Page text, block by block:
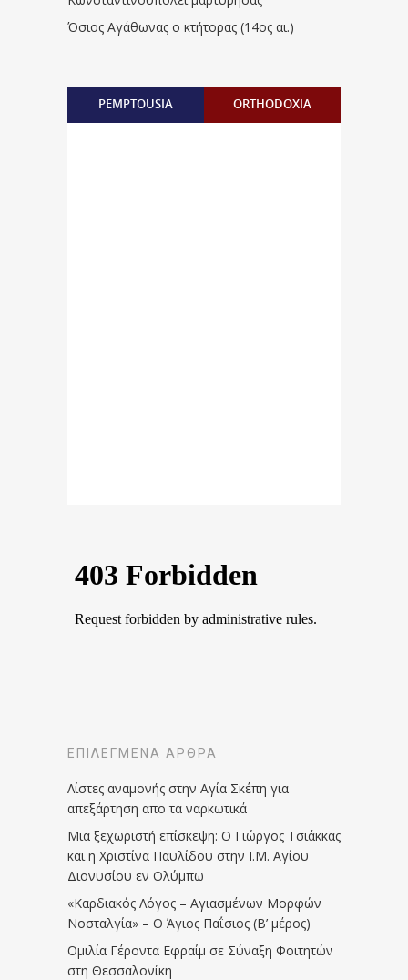
Όσιος Αγάθωνας ο κτήτορας (14ος αι.)
PEMPTOUSIA ORTHODOXIA
ΕΠΙΛΕΓΜΈΝΑ ΆΡΘΡΑ
Λίστες αναμονής στην Αγία Σκέπη για
απεξάρτηση απο τα ναρκωτικά
Μια ξεχωριστή επίσκεψη: Ο Γιώργος Τσιάκκας
και η Χριστίνα Παυλίδου στην Ι.Μ. Αγίου
Διονυσίου εν Ολύμπω
«Καρδιακός Λόγος – Αγιασμένων Μορφών
Νοσταλγία» – Ο Άγιος Παΐσιος (Β’ μέρος)
Ομιλία Γέροντα Εφραίμ σε Σύναξη Φοιτητών
στη Θεσσαλονίκη